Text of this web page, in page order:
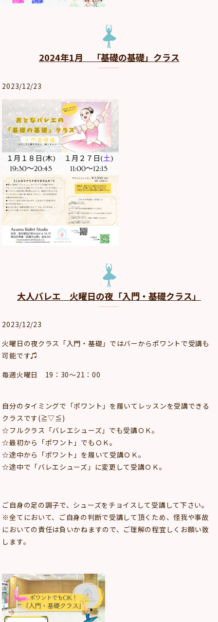
2024年1月 「基礎の基礎」クラス
2023/12/23
大人バレエ 火曜日の夜「入門・基礎クラス」
2023/12/23
火曜日の夜クラス「入門・基礎」ではバーからポワントで受講も
可能です♫
毎週火曜日 19：30～21：00
自分のタイミングで「ポワント」を履いてレッスンを受講できる
クラスです(≧▽≦)
☆フルクラス「バレエシューズ」でも受講ＯＫ。
☆最初から「ポワント」でもＯＫ。
☆途中から「ポワント」を履いて受講ＯＫ。
☆途中で「バレエシューズ」に変更して受講ＯＫ。
ご自身の足の調子で、シューズをチョイスして受講して下さい。
※全てにおいて、ご自身の判断で受講して頂くため、怪我や事故
においての責任は負いかねますので、ご理解の程宜しくお願い致
します。